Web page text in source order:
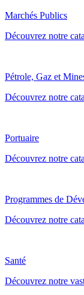
Marchés Publics
Découvrez notre
Pétrole, Gaz et
Découvrez notre
Portuaire
Découvrez notre
Programmes de
Découvrez notre
Santé
Découvrez notre